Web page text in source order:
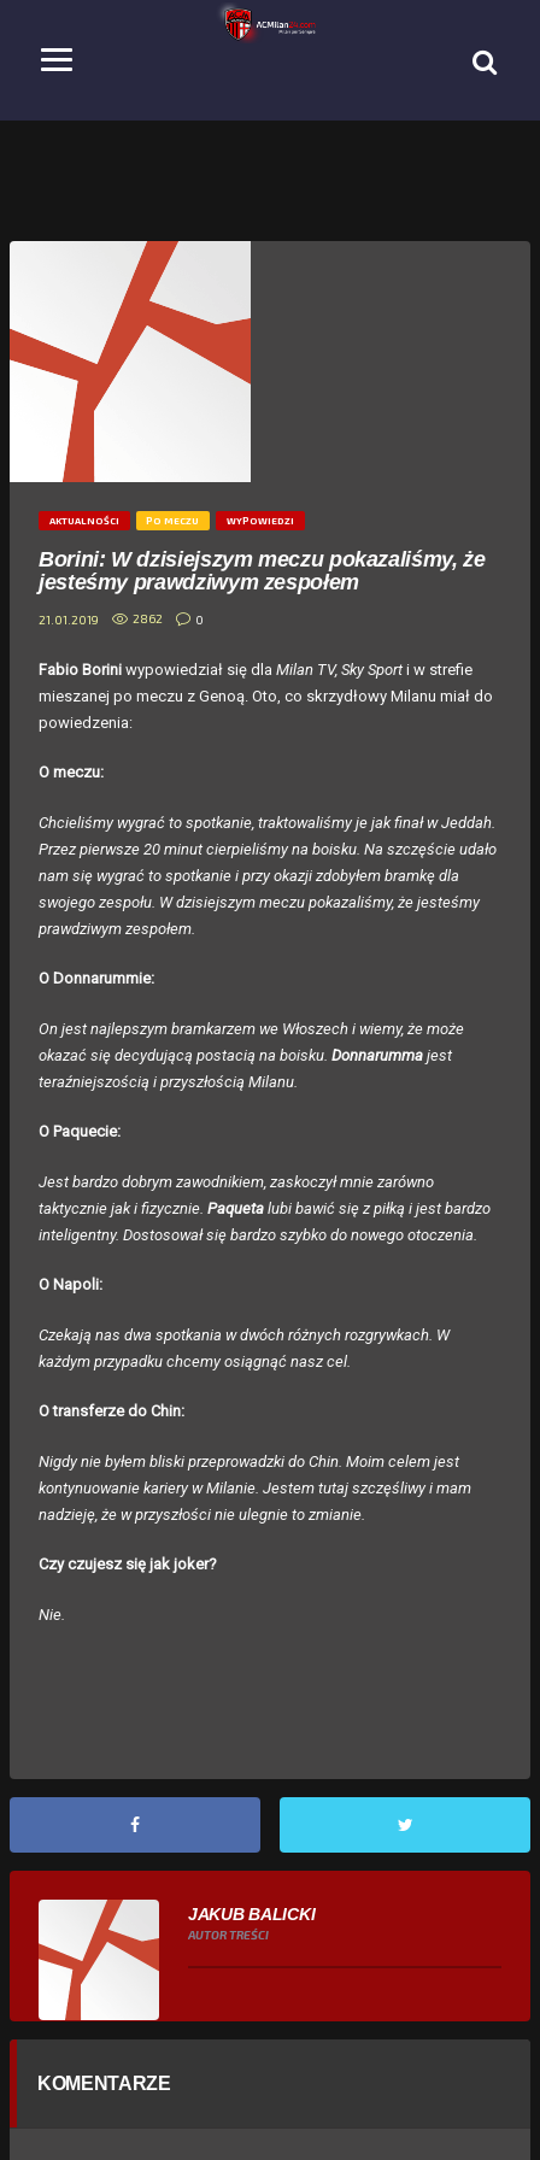
AKTUALNOŚCI PO MECZU WYPOWIEDZI
Borini: W dzisiejszym meczu pokazaliśmy, że
jesteśmy prawdziwym zespołem
21.01.2019 2862 0
Fabio Borini wypowiedział się dla Milan TV, Sky Sport i w strefie
mieszanej po meczu z Genoą. Oto, co skrzydłowy Milanu miał do
powiedzenia:
O meczu:
Chcieliśmy wygrać to spotkanie, traktowaliśmy je jak finał w Jeddah.
Przez pierwsze 20 minut cierpieliśmy na boisku. Na szczęście udało
nam się wygrać to spotkanie i przy okazji zdobyłem bramkę dla
swojego zespołu. W dzisiejszym meczu pokazaliśmy, że jesteśmy
prawdziwym zespołem.
O Donnarummie:
On jest najlepszym bramkarzem we Włoszech i wiemy, że może
okazać się decydującą postacią na boisku. Donnarumma jest
teraźniejszością i przyszłością Milanu.
O Paquecie:
Jest bardzo dobrym zawodnikiem, zaskoczył mnie zarówno
taktycznie jak i fizycznie. Paqueta lubi bawić się z piłką i jest bardzo
inteligentny. Dostosował się bardzo szybko do nowego otoczenia.
O Napoli:
Czekają nas dwa spotkania w dwóch różnych rozgrywkach. W
każdym przypadku chcemy osiągnąć nasz cel.
O transferze do Chin:
Nigdy nie byłem bliski przeprowadzki do Chin. Moim celem jest
kontynuowanie kariery w Milanie. Jestem tutaj szczęśliwy i mam
nadzieję, że w przyszłości nie ulegnie to zmianie.
Czy czujesz się jak joker?
Nie.
JAKUB BALICKI
AUTOR TREŚCI
KOMENTARZE